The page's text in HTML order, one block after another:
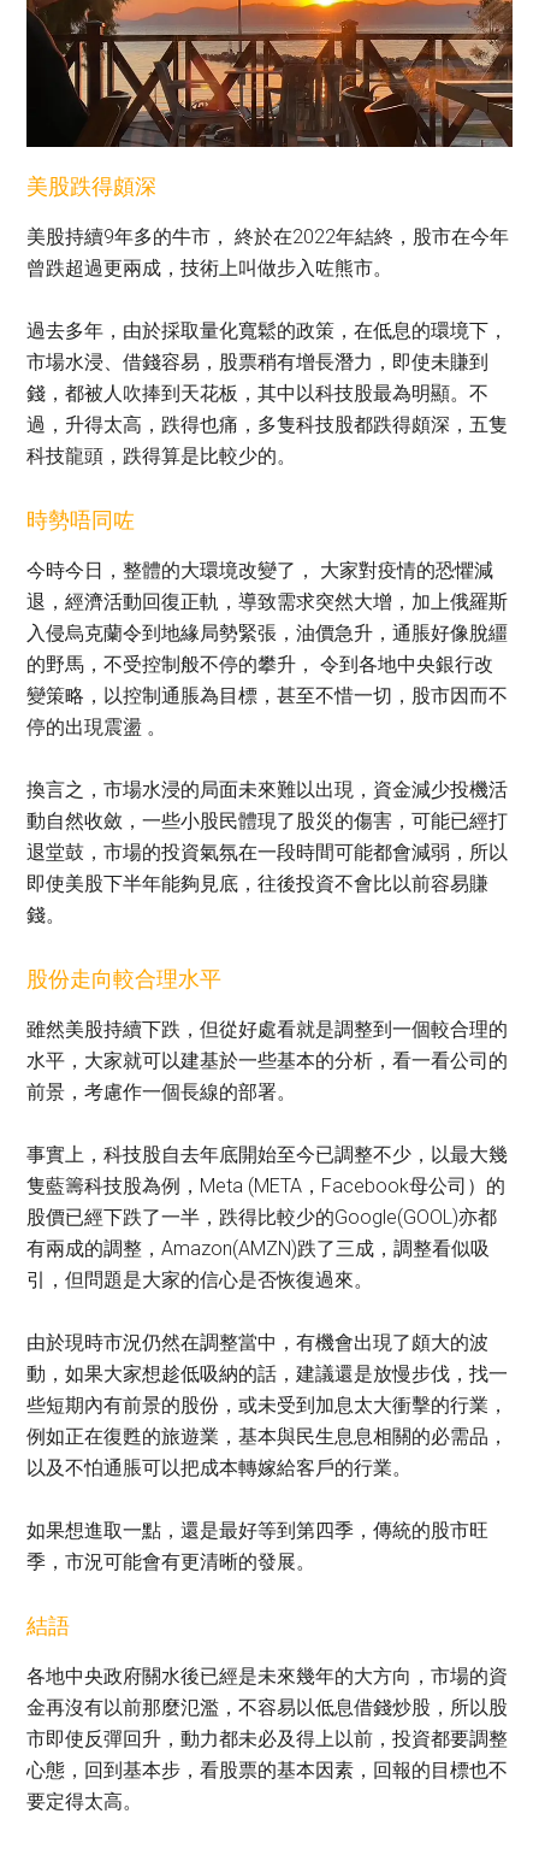
美股跌得頗深
美股持續9年多的牛市， 終於在2022年結終，股市在今年
曾跌超過更兩成，技術上叫做步入咗熊市。
過去多年，由於採取量化寬鬆的政策，在低息的環境下，
市場水浸、借錢容易，股票稍有增長潛力，即使未賺到
錢，都被人吹捧到天花板，其中以科技股最為明顯。不
過，升得太高，跌得也痛，多隻科技股都跌得頗深，五隻
科技龍頭，跌得算是比較少的。
時勢唔同咗
今時今日，整體的大環境改變了， 大家對疫情的恐懼減
退，經濟活動回復正軌，導致需求突然大增，加上俄羅斯
入侵烏克蘭令到地緣局勢緊張，油價急升，通脹好像脫繮
的野馬，不受控制般不停的攀升， 令到各地中央銀行改
變策略，以控制通脹為目標，甚至不惜一切，股市因而不
停的出現震盪 。
換言之，市場水浸的局面未來難以出現，資金減少投機活
動自然收斂，一些小股民體現了股災的傷害，可能已經打
退堂鼓，市場的投資氣氛在一段時間可能都會減弱，所以
即使美股下半年能夠見底，往後投資不會比以前容易賺
錢。
股份走向較合理水平
雖然美股持續下跌，但從好處看就是調整到一個較合理的
水平，大家就可以建基於一些基本的分析，看一看公司的
前景，考慮作一個長線的部署。
事實上，科技股自去年底開始至今已調整不少，以最大幾
隻藍籌科技股為例，Meta (META，Facebook母公司）的
股價已經下跌了一半，跌得比較少的Google(GOOL)亦都
有兩成的調整，Amazon(AMZN)跌了三成，調整看似吸
引，但問題是大家的信心是否恢復過來。
由於現時市況仍然在調整當中，有機會出現了頗大的波
動，如果大家想趁低吸納的話，建議還是放慢步伐，找一
些短期內有前景的股份，或未受到加息太大衝擊的行業，
例如正在復甦的旅遊業，基本與民生息息相關的必需品，
以及不怕通脹可以把成本轉嫁給客戶的行業。
如果想進取一點，還是最好等到第四季，傳統的股市旺
季，市況可能會有更清晰的發展。
結語
各地中央政府關水後已經是未來幾年的大方向，市場的資
金再沒有以前那麼氾濫，不容易以低息借錢炒股，所以股
市即使反彈回升，動力都未必及得上以前，投資都要調整
心態，回到基本步，看股票的基本因素，回報的目標也不
要定得太高。